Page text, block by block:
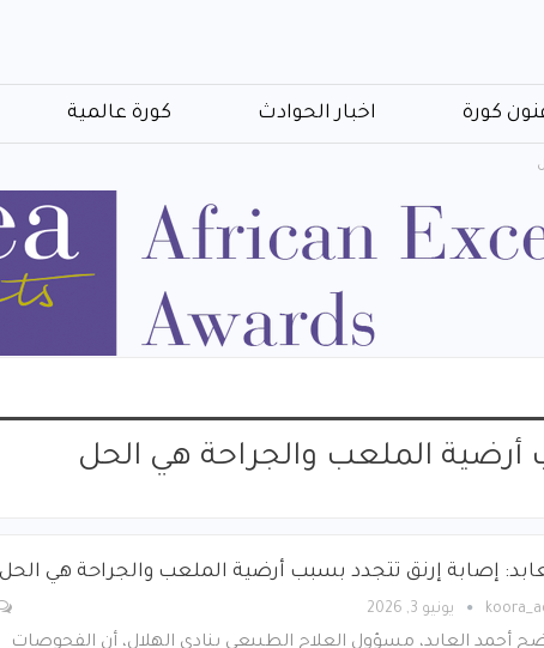
كورة اخبار الحوادث كورة عالمية
أرضية الملعب والجراحة هي الحل
إصابة إرنق تتجدد بسبب أرضية الملعب والجراحة هي الحل
يونيو 3, 2026
أحمد العابد، مسؤول العلاج الطبيعي بنادي الهلال، أن الفحوصات